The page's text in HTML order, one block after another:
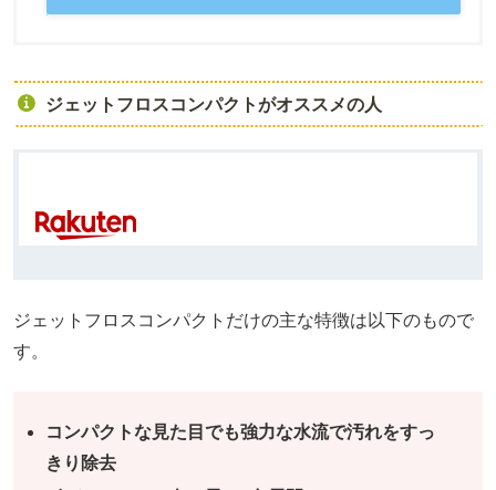
ジェットフロスコンパクトがオススメの人
ジェットフロスコンパクトだけの主な特徴は以下のもので
す。
コンパクトな見た目でも強力な水流で汚れをすっ
きり除去